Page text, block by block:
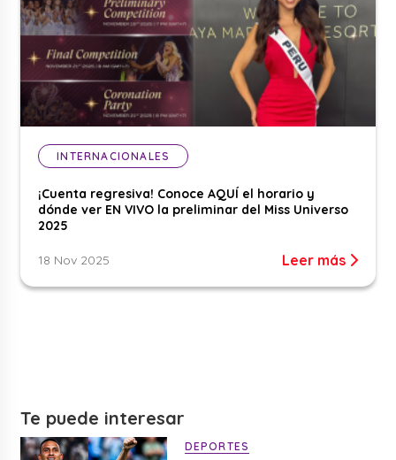
INTERNACIONALES
¡Cuenta regresiva! Conoce AQUÍ el horario y
dónde ver EN VIVO la preliminar del Miss Universo
2025
18 Nov 2025 Leer más
Te puede interesar
DEPORTES